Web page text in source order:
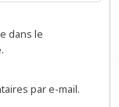
dans le
par e-mail.